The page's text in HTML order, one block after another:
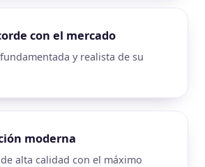
con el mercado
y realista de su
moderna
alta calidad con el máximo